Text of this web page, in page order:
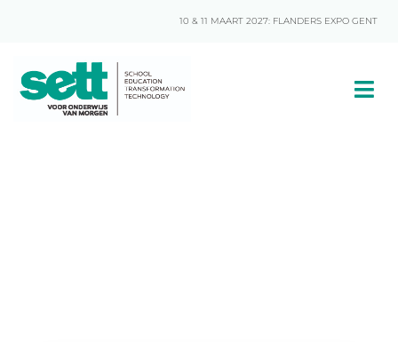
10 & 11 MAART 2027: FLANDERS EXPO GENT